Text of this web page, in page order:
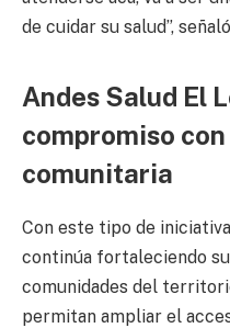
de cuidar su salud”,
Andes Salud El
compromiso
comunitaria
Con este tipo de
continúa fortaleciendo
comunidades del
permitan ampliar el